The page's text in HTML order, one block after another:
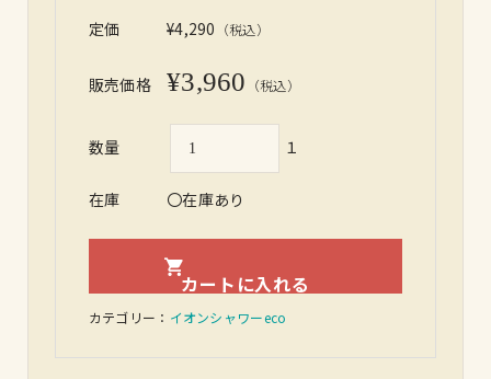
定価
¥4,290 （税込）
販売価格 ¥3,960 （税込）
数量 １
在庫 〇在庫あり
カテゴリー： イオンシャワーeco